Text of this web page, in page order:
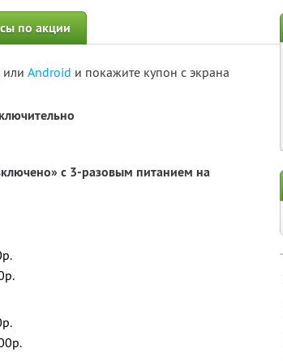
по акции
или Android и покажите купон с экрана
с 3-разовым питанием на